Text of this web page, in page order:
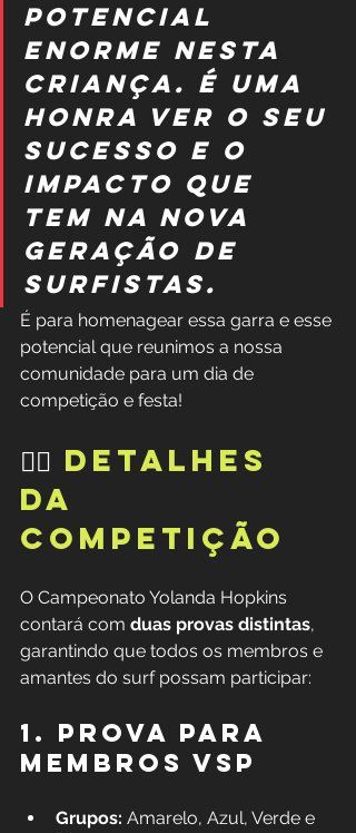
potencial
enorme nesta
criança. É uma
honra ver o seu
sucesso e o
impacto que
tem na nova
geração de
surfistas.
É para homenagear essa garra e esse
potencial que reunimos a nossa
comunidade para um dia de
competição e festa!
🏄‍♀️ DETALHES
DA
COMPETIÇÃO
O Campeonato Yolanda Hopkins
contará com duas provas distintas,
garantindo que todos os membros e
amantes do surf possam participar:
1. Prova para
Membros VSP
Grupos: Amarelo, Azul, Verde e